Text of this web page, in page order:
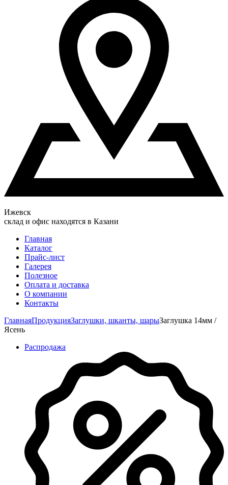
Ижевск
склад и офис находятся в Казани
Главная
Каталог
Прайс-лист
Галерея
Полезное
Оплата и доставка
О компании
Контакты
ГлавнаяПродукцияЗаглушки, шканты, шарыЗаглушка 14мм /
Ясень
Распродажа